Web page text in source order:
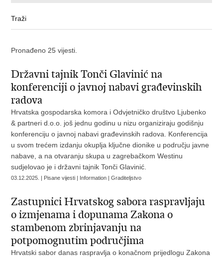
Pronađeno 25 vijesti.
Državni tajnik Tonči Glavinić na
konferenciji o javnoj nabavi građevinskih
radova
Hrvatska gospodarska komora i Odvjetničko društvo Ljubenko
& partneri d.o.o. još jednu godinu u nizu organiziraju godišnju
konferenciju o javnoj nabavi građevinskih radova. Konferencija
u svom trećem izdanju okuplja ključne dionike u području javne
nabave, a na otvaranju skupa u zagrebačkom Westinu
sudjelovao je i državni tajnik Tonči Glavinić.
03.12.2025. | Pisane vijesti | Information | Graditeljstvo
Zastupnici Hrvatskog sabora raspravljaju
o izmjenama i dopunama Zakona o
stambenom zbrinjavanju na
potpomognutim područjima
Hrvatski sabor danas raspravlja o konačnom prijedlogu Zakona